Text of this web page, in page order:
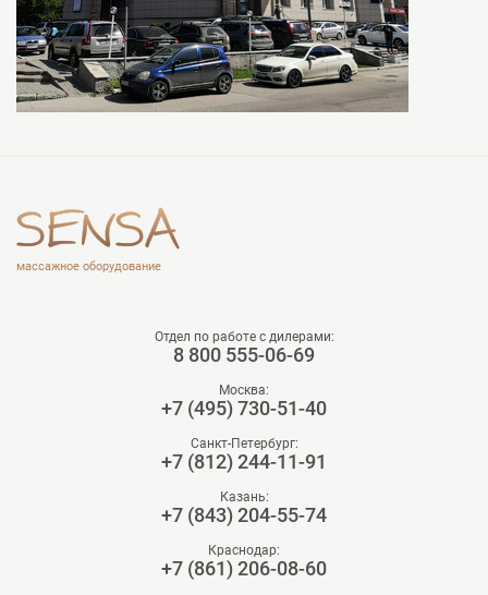
массажное оборудование
Отдел по работе с дилерами:
8 800 555-06-69
Москва:
+7 (495) 730-51-40
Санкт-Петербург:
+7 (812) 244-11-91
Казань:
+7 (843) 204-55-74
Краснодар:
+7 (861) 206-08-60